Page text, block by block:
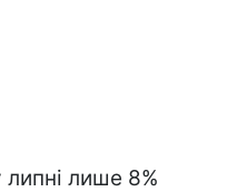
липні лише 8%